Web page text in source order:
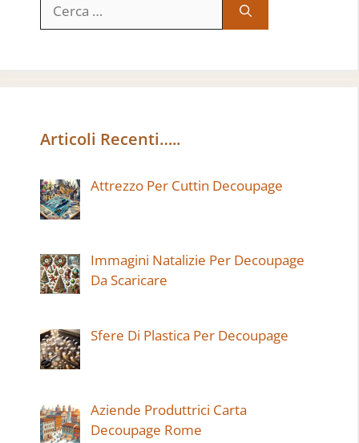
per:
Articoli Recenti…..
Attrezzo Per Cuttin Decoupage
Immagini Natalizie Per Decoupage
Da Scaricare
Sfere Di Plastica Per Decoupage
Aziende Produttrici Carta
Decoupage Rome